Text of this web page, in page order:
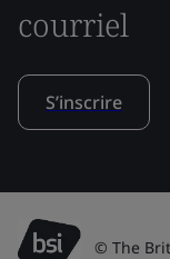
courriel
S’inscrire
© The